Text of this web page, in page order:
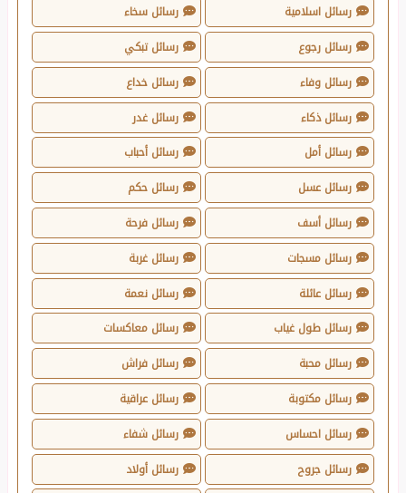
رسائل اسلامية
رسائل سخاء
رسائل رجوع
رسائل تبكي
رسائل وفاء
رسائل خداع
رسائل ذكاء
رسائل غدر
رسائل أمل
رسائل أحباب
رسائل عسل
رسائل حكم
رسائل أسف
رسائل فرحة
رسائل مسجات
رسائل غربة
رسائل عائلة
رسائل نعمة
رسائل طول غياب
رسائل معاكسات
رسائل محبة
رسائل فراش
رسائل مكتوبة
رسائل عراقية
رسائل احساس
رسائل شفاء
رسائل جروح
رسائل أولاد